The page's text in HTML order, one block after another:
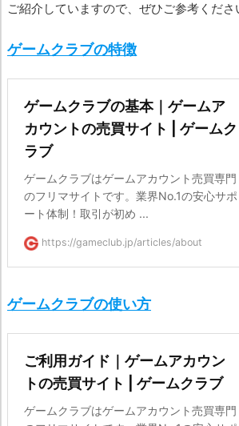
ご紹介していますので、ぜひご参考くださ
ゲームクラブの特徴
ゲームクラブの基本｜ゲームア
カウントの売買サイト | ゲームク
ラブ
ゲームクラブはゲームアカウント売買専門
のフリマサイトです。業界No.1の安心サポ
ート体制！取引が初め ...
https://gameclub.jp/articles/about
ゲームクラブの使い方
ご利用ガイド｜ゲームアカウン
トの売買サイト | ゲームクラブ
ゲームクラブはゲームアカウント売買専門